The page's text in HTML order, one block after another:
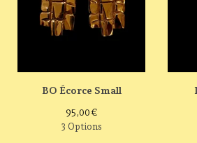
BO Écorce Small
95,00€
3 Options